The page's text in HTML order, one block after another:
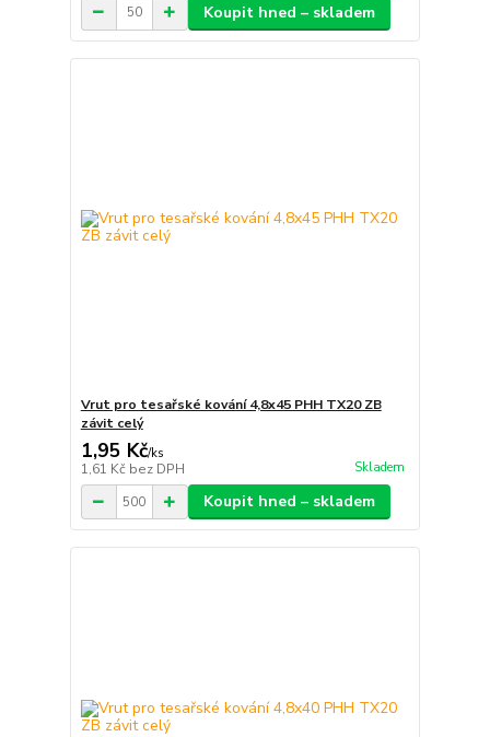
Koupit hned – skladem
Vrut pro tesařské kování 4,8x45 PHH TX20 ZB
závit celý
1,95 Kč/ks
1,61 Kč bez DPH Skladem
Koupit hned – skladem